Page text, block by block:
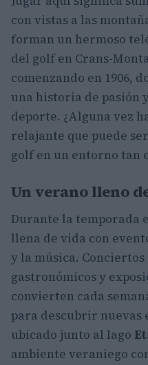
con vistas a las
forman un hermoso
del golf en Crans-
comenzando en 1906,
una historia de pasión
deporte. ¿Alguna vez
relajante que puede
golf en un entorno tan
Un verano lleno
Durante la temporada
llena de vida con
y la música.
gastronómicos y
convierten cada
para descubrir nuevas
ubicado junto al lago
ambiente veraniego